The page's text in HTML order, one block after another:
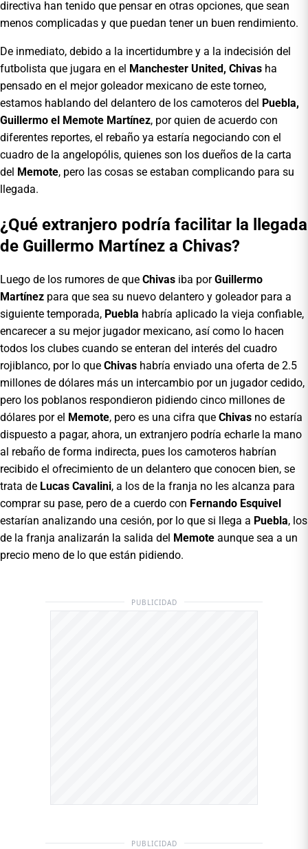
directiva han tenido que pensar en otras opciones, que sean
menos complicadas y que puedan tener un buen rendimiento.
De inmediato, debido a la incertidumbre y a la indecisión del
futbolista que jugara en el Manchester United, Chivas ha
pensado en el mejor goleador mexicano de este torneo,
estamos hablando del delantero de los camoteros del Puebla,
Guillermo el Memote Martínez, por quien de acuerdo con
diferentes reportes, el rebaño ya estaría negociando con el
cuadro de la angelopólis, quienes son los dueños de la carta
del Memote, pero las cosas se estaban complicando para su
llegada.
¿Qué extranjero podría facilitar la llegada
de Guillermo Martínez a Chivas?
Luego de los rumores de que Chivas iba porGuillermo
Martínez para que sea su nuevo delantero y goleador para a
siguiente temporada, Puebla habría aplicado la vieja confiable,
encarecer a su mejor jugador mexicano, así como lo hacen
todos los clubes cuando se enteran del interés del cuadro
rojiblanco, por lo que Chivas habría enviado una oferta de 2.5
millones de dólares más un intercambio por un jugador cedido,
pero los poblanos respondieron pidiendo cinco millones de
dólares por el Memote, pero es una cifra que Chivas no estaría
dispuesto a pagar, ahora, un extranjero podría echarle la mano
al rebaño de forma indirecta, pues los camoteros habrían
recibido el ofrecimiento de un delantero que conocen bien, se
trata de Lucas Cavalini, a los de la franja no les alcanza para
comprar su pase, pero de a cuerdo con Fernando Esquivel
estarían analizando una cesión, por lo que si llega a Puebla, los
de la franja analizarán la salida del Memote aunque sea a un
precio meno de lo que están pidiendo.
PUBLICIDAD
PUBLICIDAD